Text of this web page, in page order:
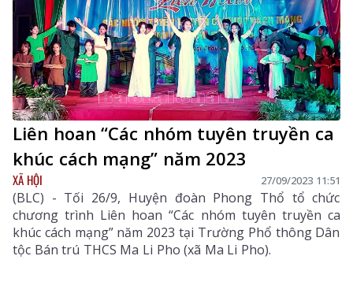
Liên hoan “Các nhóm tuyên truyền ca
khúc cách mạng” năm 2023
XÃ HỘI 27/09/2023 11:51
(BLC) - Tối 26/9, Huyện đoàn Phong Thổ tổ chức
chương trình Liên hoan “Các nhóm tuyên truyền ca
khúc cách mạng” năm 2023 tại Trường Phổ thông Dân
tộc Bán trú THCS Ma Li Pho (xã Ma Li Pho).